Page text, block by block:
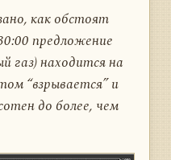
как обстоят
предложение
газ) находится на
“взрывается” и
до более, чем